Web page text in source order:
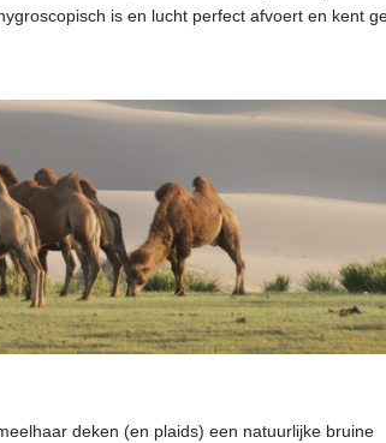
is en lucht perfect afvoert en kent
deken (en plaids) een natuurlijke bruine